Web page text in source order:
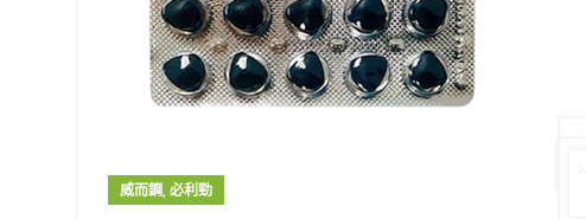
威而鋼, 必利勁